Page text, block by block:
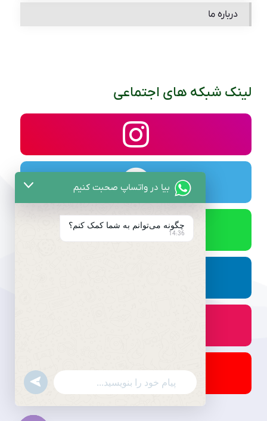
درباره ما
لینک شبکه های اجتماعی
بیا در واتساپ صحبت کنیم
چگونه می‌توانم به شما کمک کنم؟
14:36
WhatsApp
Message
undefined